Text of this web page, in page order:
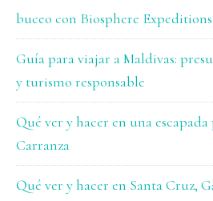
buceo con Biosphere Expeditions
Guía para viajar a Maldivas:
y turismo responsable
Qué ver y hacer en una
Carranza
Qué ver y hacer en Santa Cruz,